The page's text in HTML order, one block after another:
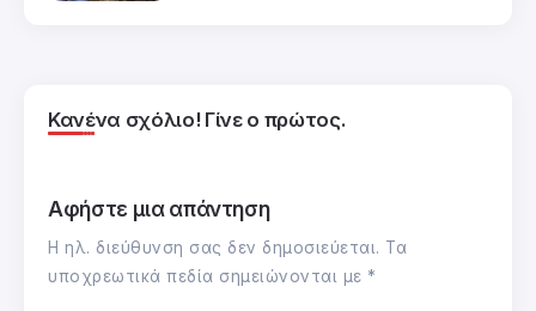
Κανένα σχόλιο! Γίνε ο πρώτος.
Αφήστε μια απάντηση
Η ηλ. διεύθυνση σας δεν δημοσιεύεται. Τα
υποχρεωτικά πεδία σημειώνονται με *